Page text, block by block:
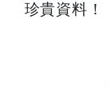
珍貴資料！